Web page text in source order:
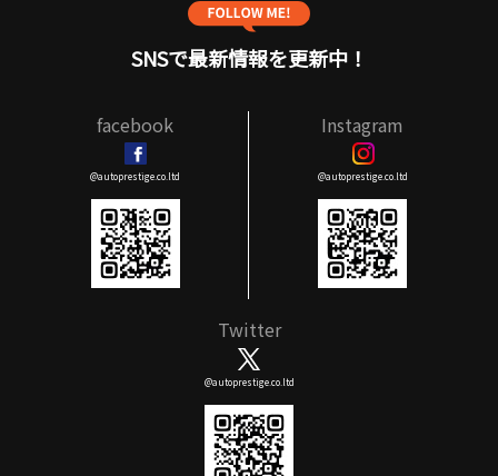
SNSで最新情報を更新中！
facebook
@autoprestige.co.ltd
Instagram
@autoprestige.co.ltd
Twitter
@autoprestige.co.ltd